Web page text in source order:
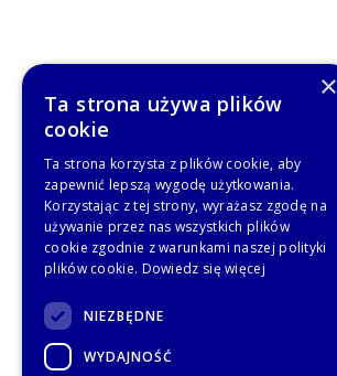
×
Ta strona używa plików
cookie
Ta strona korzysta z plików cookie, aby
zapewnić lepszą wygodę użytkowania.
Korzystając z tej strony, wyrażasz zgodę na
używanie przez nas wszystkich plików
cookie zgodnie z warunkami naszej polityki
plików cookie. Dowiedz się więcej
NIEZBĘDNE
WYDAJNOŚĆ